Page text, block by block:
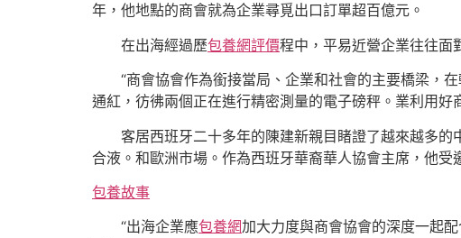
年，他地點的商會就為企業尋覓出口訂單超百億元。
在出海經過歷包養網評價程中，平易近營企業往往面
“商會協會作為銜接當局、企業和社會的主要橋梁，
通紅，彷彿兩個正在進行精密測量的電子磅秤。業利用
客居西班牙二十多年的陳建新親目睹證了越來越多
合液。和歐洲市場。作為西班牙華裔華人協會主席，他
包養故事
“出海企業應包養網加大力度與商會協會的深度一起